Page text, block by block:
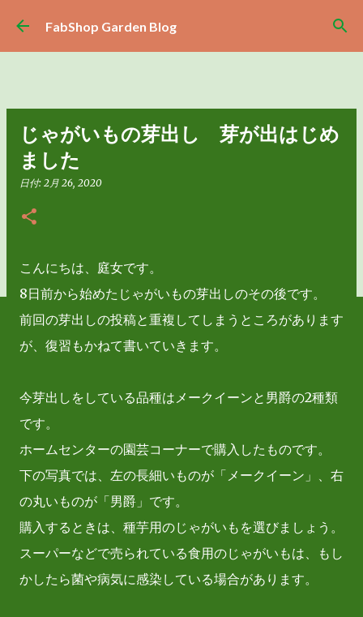
スキップしてメイン コンテンツに移動
FabShop Garden Blog
じゃがいもの芽出し 芽が出はじめ
ました
日付: 2月 26, 2020
こんにちは、庭女です。
8日前から始めたじゃがいもの芽出しのその後です。
前回の芽出しの投稿と重複してしまうところがあります
が、復習もかねて書いていきます。
今芽出しをしている品種はメークイーンと男爵の2種類
です。
ホームセンターの園芸コーナーで購入したものです。
下の写真では、左の長細いものが「メークイーン」、右
の丸いものが「男爵」です。
購入するときは、種芋用のじゃがいもを選びましょう。
スーパーなどで売られている食用のじゃがいもは、もし
かしたら菌や病気に感染している場合があります。